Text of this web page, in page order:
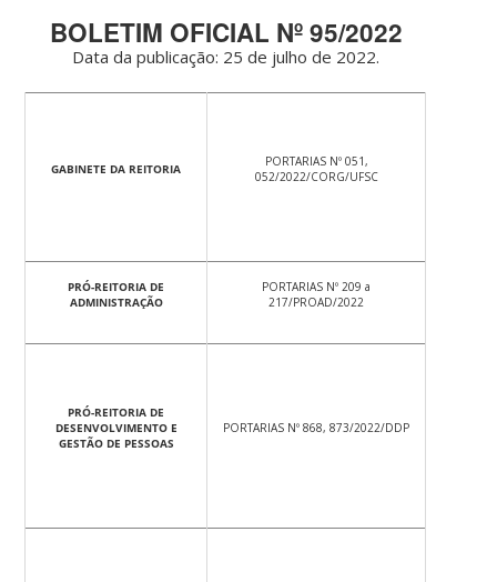
BOLETIM OFICIAL Nº 95/2022
Data da publicação: 25 de julho de 2022.
GABINETE DA REITORIA
PORTARIAS Nº 051,
052/2022/CORG/UFSC
PRÓ-REITORIA DE
ADMINISTRAÇÃO
PORTARIAS Nº 209 a
217/PROAD/2022
PRÓ-REITORIA DE
DESENVOLVIMENTO E
GESTÃO DE PESSOAS
PORTARIAS Nº 868, 873/2022/DDP